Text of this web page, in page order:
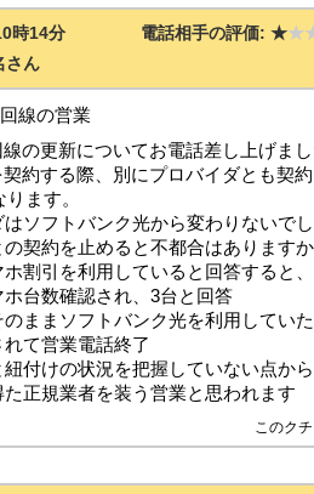
時14分 電話相手の評価: ★
さん
線の営業
の更新についてお電話差し上げまし
約する際、別にプロバイダとも契
ます。
ソフトバンク光から変わりないでし
契約を止めると不都合はありますか
割引を利用していると回答すると、
台数確認され、3台と回答
ままソフトバンク光を利用してい
て営業電話終了
付けの状況を把握していない点から
正規業者を装う営業と思われます
このク